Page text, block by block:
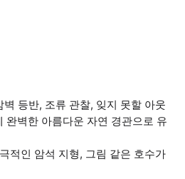
등반, 조류 관찰, 잊지 못할 아웃
완벽한 아름다운 자연 경관으로 유
적인 암석 지형, 그림 같은 호수가